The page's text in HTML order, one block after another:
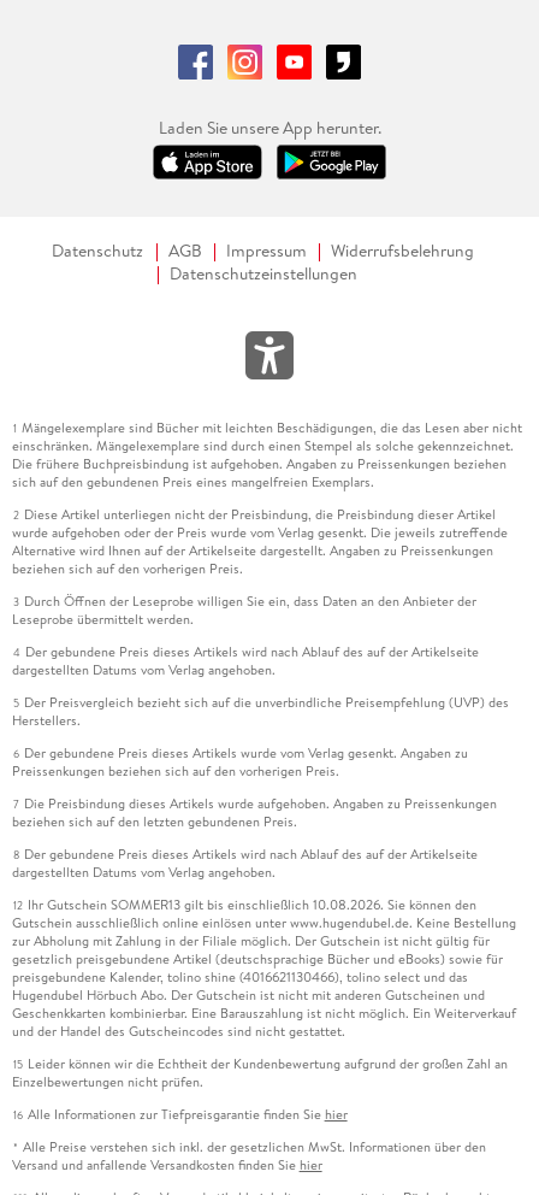
Laden Sie unsere App herunter.
Datenschutz AGB Impressum
Widerrufsbelehrung
Datenschutzeinstellungen
1 Mängelexemplare sind Bücher mit leichten Beschädigungen, die das Lesen aber nicht
einschränken. Mängelexemplare sind durch einen Stempel als solche gekennzeichnet.
Die frühere Buchpreisbindung ist aufgehoben. Angaben zu Preissenkungen beziehen
sich auf den gebundenen Preis eines mangelfreien Exemplars.
2 Diese Artikel unterliegen nicht der Preisbindung, die Preisbindung dieser Artikel
wurde aufgehoben oder der Preis wurde vom Verlag gesenkt. Die jeweils zutreffende
Alternative wird Ihnen auf der Artikelseite dargestellt. Angaben zu Preissenkungen
beziehen sich auf den vorherigen Preis.
3 Durch Öffnen der Leseprobe willigen Sie ein, dass Daten an den Anbieter der
Leseprobe übermittelt werden.
4 Der gebundene Preis dieses Artikels wird nach Ablauf des auf der Artikelseite
dargestellten Datums vom Verlag angehoben.
5 Der Preisvergleich bezieht sich auf die unverbindliche Preisempfehlung (UVP) des
Herstellers.
6 Der gebundene Preis dieses Artikels wurde vom Verlag gesenkt. Angaben zu
Preissenkungen beziehen sich auf den vorherigen Preis.
7 Die Preisbindung dieses Artikels wurde aufgehoben. Angaben zu Preissenkungen
beziehen sich auf den letzten gebundenen Preis.
8 Der gebundene Preis dieses Artikels wird nach Ablauf des auf der Artikelseite
dargestellten Datums vom Verlag angehoben.
12 Ihr Gutschein SOMMER13 gilt bis einschließlich 10.08.2026. Sie können den
Gutschein ausschließlich online einlösen unter www.hugendubel.de. Keine Bestellung
zur Abholung mit Zahlung in der Filiale möglich. Der Gutschein ist nicht gültig für
gesetzlich preisgebundene Artikel (deutschsprachige Bücher und eBooks) sowie für
preisgebundene Kalender, tolino shine (4016621130466), tolino select und das
Hugendubel Hörbuch Abo. Der Gutschein ist nicht mit anderen Gutscheinen und
Geschenkkarten kombinierbar. Eine Barauszahlung ist nicht möglich. Ein Weiterverkauf
und der Handel des Gutscheincodes sind nicht gestattet.
15 Leider können wir die Echtheit der Kundenbewertung aufgrund der großen Zahl an
Einzelbewertungen nicht prüfen.
16 Alle Informationen zur Tiefpreisgarantie finden Sie hier
* Alle Preise verstehen sich inkl. der gesetzlichen MwSt. Informationen über den
Versand und anfallende Versandkosten finden Sie hier